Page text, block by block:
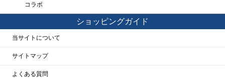
コラボ
ショッピングガイド
当サイトについて
サイトマップ
よくある質問